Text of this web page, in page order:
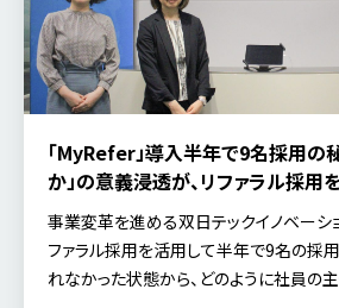
「MyRefer」導入半年で9名採用の
か」の意義浸透が、リファラル採
日テックイノベーションが挑む、事
人材獲得
事業変革を進める双日テックイノベーシ
ファラル採用を活用して半年で9名の採
れなかった状態から、どのように社員の